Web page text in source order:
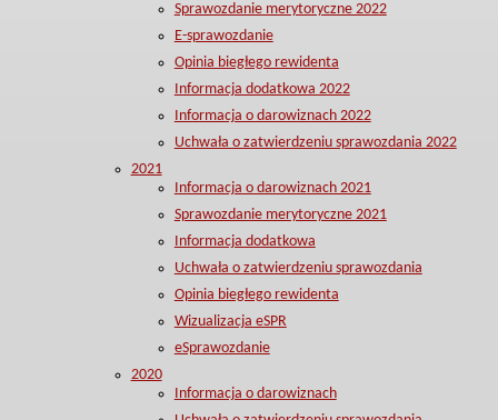
Sprawozdanie merytoryczne 2022
E-sprawozdanie
Opinia biegłego rewidenta
Informacja dodatkowa 2022
Informacja o darowiznach 2022
Uchwała o zatwierdzeniu sprawozdania 2022
2021
Informacja o darowiznach 2021
Sprawozdanie merytoryczne 2021
Informacja dodatkowa
Uchwała o zatwierdzeniu sprawozdania
Opinia biegłego rewidenta
Wizualizacja eSPR
eSprawozdanie
2020
Informacja o darowiznach